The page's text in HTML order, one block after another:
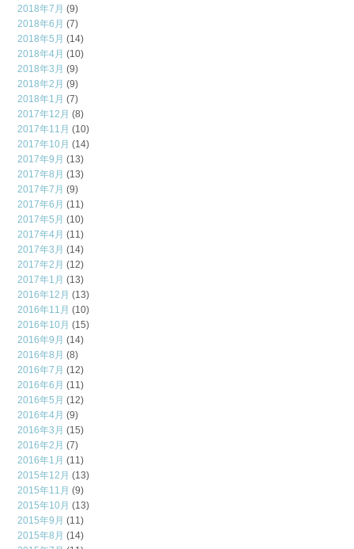
2018年7月 (9)
2018年6月 (7)
2018年5月 (14)
2018年4月 (10)
2018年3月 (9)
2018年2月 (9)
2018年1月 (7)
2017年12月 (8)
2017年11月 (10)
2017年10月 (14)
2017年9月 (13)
2017年8月 (13)
2017年7月 (9)
2017年6月 (11)
2017年5月 (10)
2017年4月 (11)
2017年3月 (14)
2017年2月 (12)
2017年1月 (13)
2016年12月 (13)
2016年11月 (10)
2016年10月 (15)
2016年9月 (14)
2016年8月 (8)
2016年7月 (12)
2016年6月 (11)
2016年5月 (12)
2016年4月 (9)
2016年3月 (15)
2016年2月 (7)
2016年1月 (11)
2015年12月 (13)
2015年11月 (9)
2015年10月 (13)
2015年9月 (11)
2015年8月 (14)